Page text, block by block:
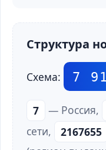
Структура
Схема: 7
7 — Россия,
сети,
2167655